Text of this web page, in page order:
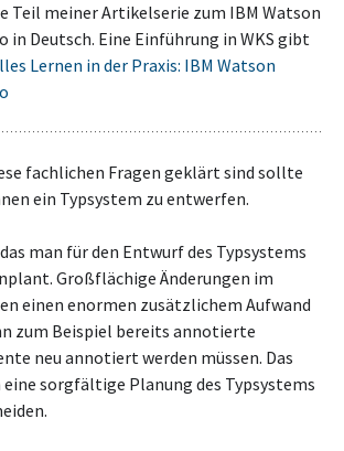
Teil meiner Artikelserie zum IBM Watson
in Deutsch. Eine Einführung in WKS gibt
Lernen in der Praxis: IBM Watson
fachlichen Fragen geklärt sind sollte
ein Typsystem zu entwerfen.
man für den Entwurf des Typsystems
Großflächige Änderungen im
einen enormen zusätzlichem Aufwand
zum Beispiel bereits annotierte
neu annotiert werden müssen. Das
sorgfältige Planung des Typsystems